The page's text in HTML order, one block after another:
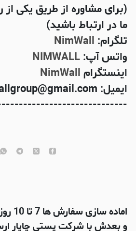
(برای مشاوره از طریق یکی
ما در ارتباط باشید)
تلگرام: NimWall
واتس آپ:NIMWALL
اینستگرامNimWall
ایمیل: Nimwallgroup@gmail.com
و بعدش با شرکت پستی چاپار